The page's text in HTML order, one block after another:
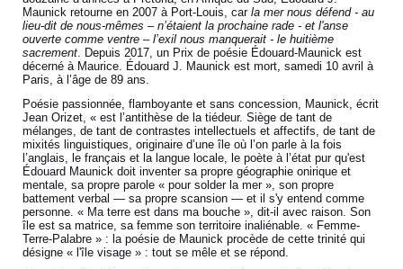
Maunick retourne en 2007 à Port-Louis, carla mer nous défend - au
lieu-dit de nous-mêmes – n’étaient la prochaine rade - et l'anse
ouverte comme ventre – l’exil nous manquerait - le huitième
sacrement. Depuis 2017, un Prix de poésie Édouard-Maunick est
décerné à Maurice. Édouard J. Maunick est mort, samedi 10 avril à
Paris, à l’âge de 89 ans.
Poésie passionnée, flamboyante et sans concession, Maunick, écrit
Jean Orizet, « est l’antithèse de la tiédeur. Siège de tant de
mélanges, de tant de contrastes intellectuels et affectifs, de tant de
mixités linguistiques, originaire d’une île où l’on parle à la fois
l’anglais, le français et la langue locale, le poète à l’état pur qu'est
Édouard Maunick doit inventer sa propre géographie onirique et
mentale, sa propre parole « pour solder la mer », son propre
battement verbal — sa propre scansion — et il s'y entend comme
personne. « Ma terre est dans ma bouche », dit-il avec raison. Son
île est sa matrice, sa femme son territoire inaliénable. « Femme-
Terre-Palabre » : la poésie de Maunick procède de cette trinité qui
désigne « l'île visage » : tout se mêle et se répond.